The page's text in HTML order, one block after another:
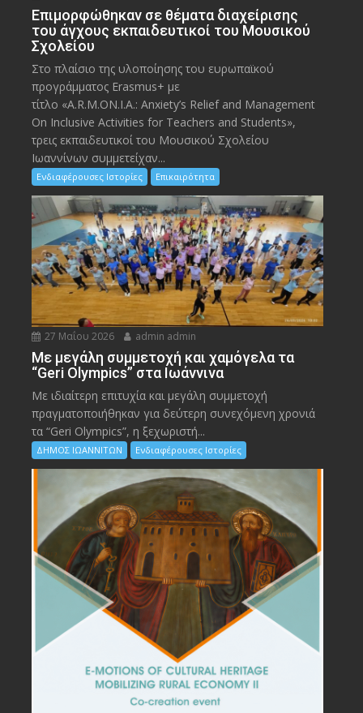
Eπιμορφώθηκαν σε θέματα διαχείρισης
του άγχους εκπαιδευτικοί του Μουσικού
Σχολείου
Στο πλαίσιο της υλοποίησης του ευρωπαϊκού
προγράμματος Erasmus+ με
τίτλο «A.R.M.ON.I.A.: Anxiety’s Relief and Management
On Inclusive Activities for Teachers and Students»,
τρεις εκπαιδευτικοί του Μουσικού Σχολείου
Ιωαννίνων συμμετείχαν...
Ενδιαφέρουσες Ιστορίες Επικαιρότητα
27 Μαΐου 2026 admin admin
Με μεγάλη συμμετοχή και χαμόγελα τα
“Geri Olympics” στα Ιωάννινα
Με ιδιαίτερη επιτυχία και μεγάλη συμμετοχή
πραγματοποιήθηκαν για δεύτερη συνεχόμενη χρονιά
τα “Geri Olympics”, η ξεχωριστή...
ΔΗΜΟΣ ΙΩΑΝΝΙΤΩΝ Ενδιαφέρουσες Ιστορίες